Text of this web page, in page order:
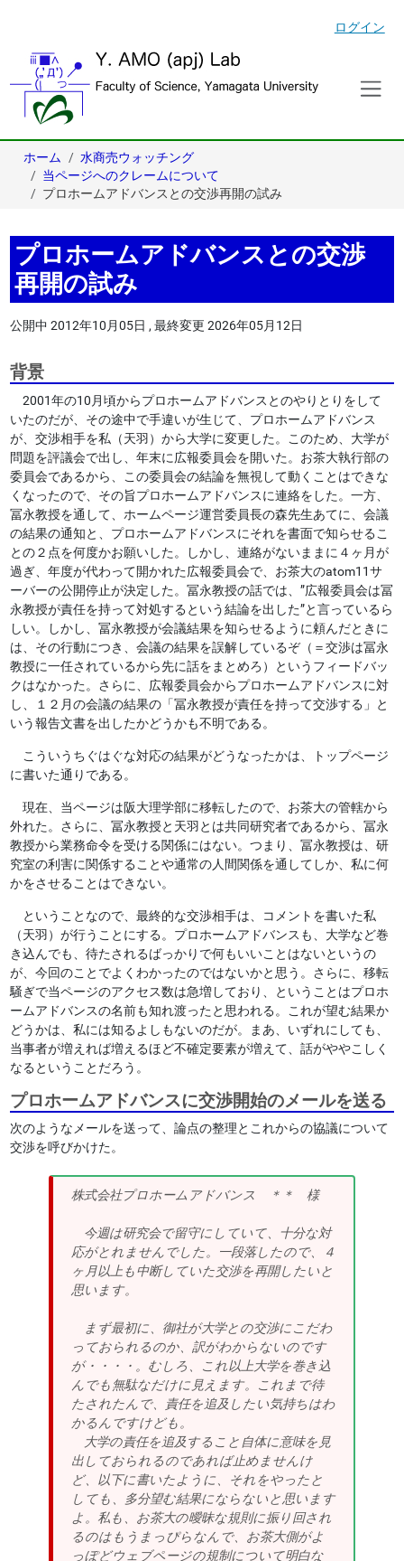
ログイン
ホーム
水商売ウォッチング
当ページへのクレームについて
プロホームアドバンスとの交渉再開の試み
プロホームアドバンスとの交渉
再開の試み
公開中 2012年10月05日 ,最終変更 2026年05月12日
背景
2001年の10月頃からプロホームアドバンスとのやりとりをして
いたのだが、その途中で手違いが生じて、プロホームアドバンス
が、交渉相手を私（天羽）から大学に変更した。このため、大学が
問題を評議会で出し、年末に広報委員会を開いた。お茶大執行部の
委員会であるから、この委員会の結論を無視して動くことはできな
くなったので、その旨プロホームアドバンスに連絡をした。一方、
冨永教授を通して、ホームページ運営委員長の森先生あてに、会議
の結果の通知と、プロホームアドバンスにそれを書面で知らせるこ
との２点を何度かお願いした。しかし、連絡がないままに４ヶ月が
過ぎ、年度が代わって開かれた広報委員会で、お茶大のatom11サ
ーバーの公開停止が決定した。冨永教授の話では、”広報委員会は冨
永教授が責任を持って対処するという結論を出した”と言っているら
しい。しかし、冨永教授が会議結果を知らせるように頼んだときに
は、その行動につき、会議の結果を誤解しているぞ（＝交渉は冨永
教授に一任されているから先に話をまとめろ）というフィードバッ
クはなかった。さらに、広報委員会からプロホームアドバンスに対
し、１２月の会議の結果の「冨永教授が責任を持って交渉する」と
いう報告文書を出したかどうかも不明である。
こういうちぐはぐな対応の結果がどうなったかは、トップページ
に書いた通りである。
現在、当ページは阪大理学部に移転したので、お茶大の管轄から
外れた。さらに、冨永教授と天羽とは共同研究者であるから、冨永
教授から業務命令を受ける関係にはない。つまり、冨永教授は、研
究室の利害に関係することや通常の人間関係を通してしか、私に何
かをさせることはできない。
ということなので、最終的な交渉相手は、コメントを書いた私
（天羽）が行うことにする。プロホームアドバンスも、大学など巻
き込んでも、待たされるばっかりで何もいいことはないというの
が、今回のことでよくわかったのではないかと思う。さらに、移転
騒ぎで当ページのアクセス数は急増しており、ということはプロホ
ームアドバンスの名前も知れ渡ったと思われる。これが望む結果か
どうかは、私には知るよしもないのだが。まあ、いずれにしても、
当事者が増えれば増えるほど不確定要素が増えて、話がややこしく
なるということだろう。
プロホームアドバンスに交渉開始のメールを送る
次のようなメールを送って、論点の整理とこれからの協議について
交渉を呼びかけた。
株式会社プロホームアドバンス ＊＊ 様
今週は研究会で留守にしていて、十分な対
応がとれませんでした。一段落したので、４
ヶ月以上も中断していた交渉を再開したいと
思います。
まず最初に、御社が大学との交渉にこだわ
っておられるのか、訳がわからないのです
が・・・・。むしろ、これ以上大学を巻き込
んでも無駄なだけに見えます。これまで待
たされたんで、責任を追及したい気持ちはわ
かるんですけども。
大学の責任を追及すること自体に意味を見
出しておられるのであれば止めませんけ
ど、以下に書いたように、それをやったと
しても、多分望む結果にならないと思います
よ。私も、お茶大の曖昧な規則に振り回され
るのはもうまっぴらなんで、お茶大側がよ
っぽどウェブページの規制について明白な